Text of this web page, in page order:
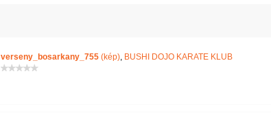
verseny_bosarkany_755(kép), BUSHI DOJO KARATE KLUB